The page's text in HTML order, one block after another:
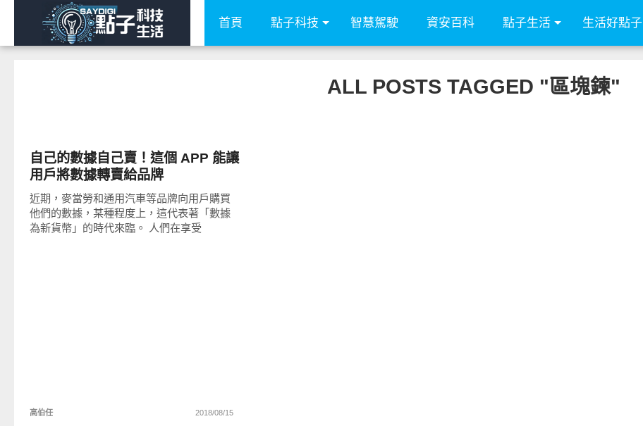
首頁 點子科技 智慧駕駛 資安百科 點子生活 生活好點子
ALL POSTS TAGGED "區塊鍊"
自己的數據自己賣！這個 APP 能讓
用戶將數據轉賣給品牌
近期，麥當勞和通用汽車等品牌向用戶購買
他們的數據，某種程度上，這代表著「數據
為新貨幣」的時代來臨。 人們在享受
高伯任 2018/08/15